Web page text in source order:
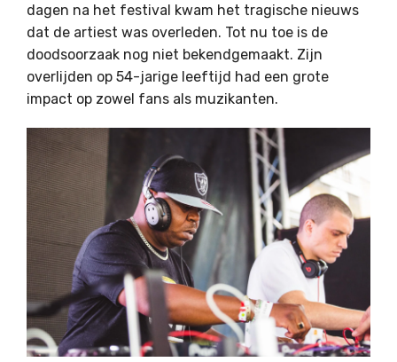
dagen na het festival kwam het tragische nieuws
dat de artiest was overleden. Tot nu toe is de
doodsoorzaak nog niet bekendgemaakt. Zijn
overlijden op 54-jarige leeftijd had een grote
impact op zowel fans als muzikanten.